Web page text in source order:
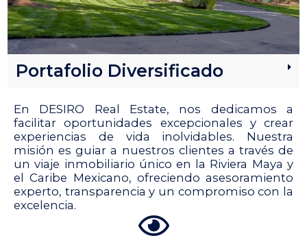
Portafolio Diversificado
En DESIRO Real Estate, nos dedicamos a
facilitar oportunidades excepcionales y crear
experiencias de vida inolvidables. Nuestra
misión es guiar a nuestros clientes a través de
un viaje inmobiliario único en la Riviera Maya y
el Caribe Mexicano, ofreciendo asesoramiento
experto, transparencia y un compromiso con la
excelencia. ​